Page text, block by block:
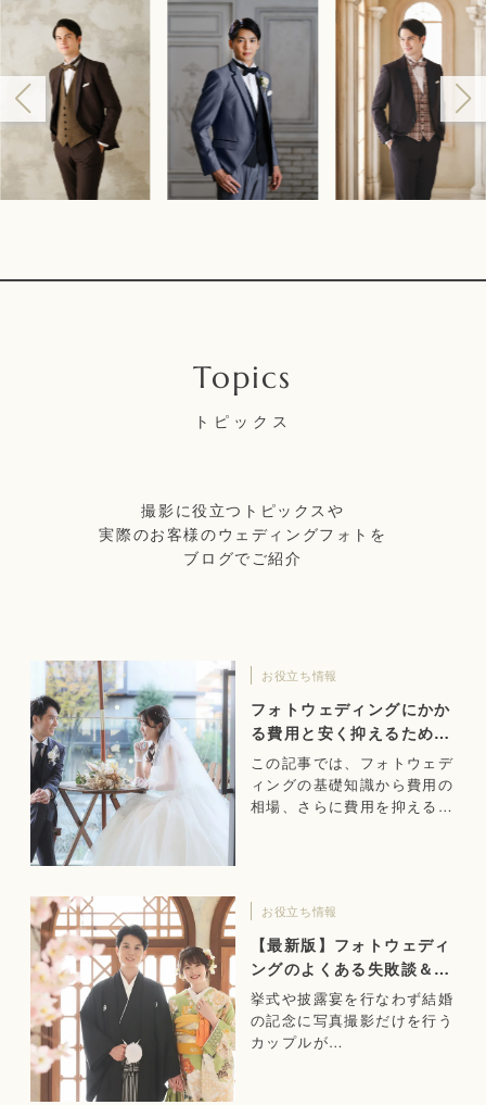
トピックス
撮影に役立つトピックスや
実際のお客様のウェディングフォトを
ブログでご紹介
お役立ち情報
フォトウェディングにかか
る費用と安く抑えるための
ポイント
この記事では、フォトウェデ
ィングの基礎知識から費用の
相場、さらに費用を抑えるた
お役立ち情報
【最新版】フォトウェディ
ングのよくある失敗談＆成
功のヒント
挙式や披露宴を行なわず結婚
の記念に写真撮影だけを行う
カップルが…